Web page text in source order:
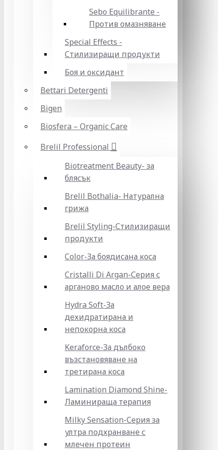
Sebo Equilibrante -
Против омазняване
Special Effects -
Стилизиращи продукти
Боя и оксидант
Bettari Detergenti
Bigen
Biosfera – Organic Care
Brelil Professional
Biotreatment Beauty- за
блясък
Brelil Bothalia- Натурална
грижа
Brelil Styling-Стилизиращи
продукти
Color-За боядисана коса
Cristalli Di Argan-Серия с
арганово масло и алое вера
Hydra Soft-За
дехидратирана и
непокорна коса
Keraforce-За дълбоко
възстановяване на
третирана коса
Lamination Diamond Shine-
Ламинираща терапия
Milky Sensation-Серия за
ултра подхранване с
млечен протеин